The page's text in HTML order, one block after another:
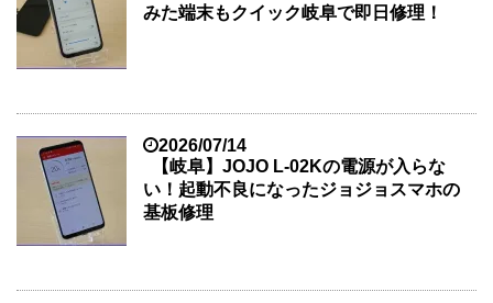
みた端末もクイック岐阜で即日修理！
2026/07/14
【岐阜】JOJO L-02Kの電源が入らな
い！起動不良になったジョジョスマホの
基板修理